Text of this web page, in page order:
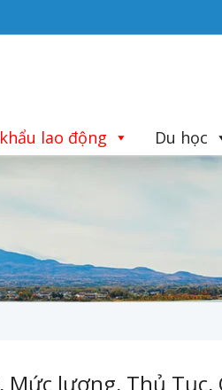
lao động Du học
Mức lương, Thủ